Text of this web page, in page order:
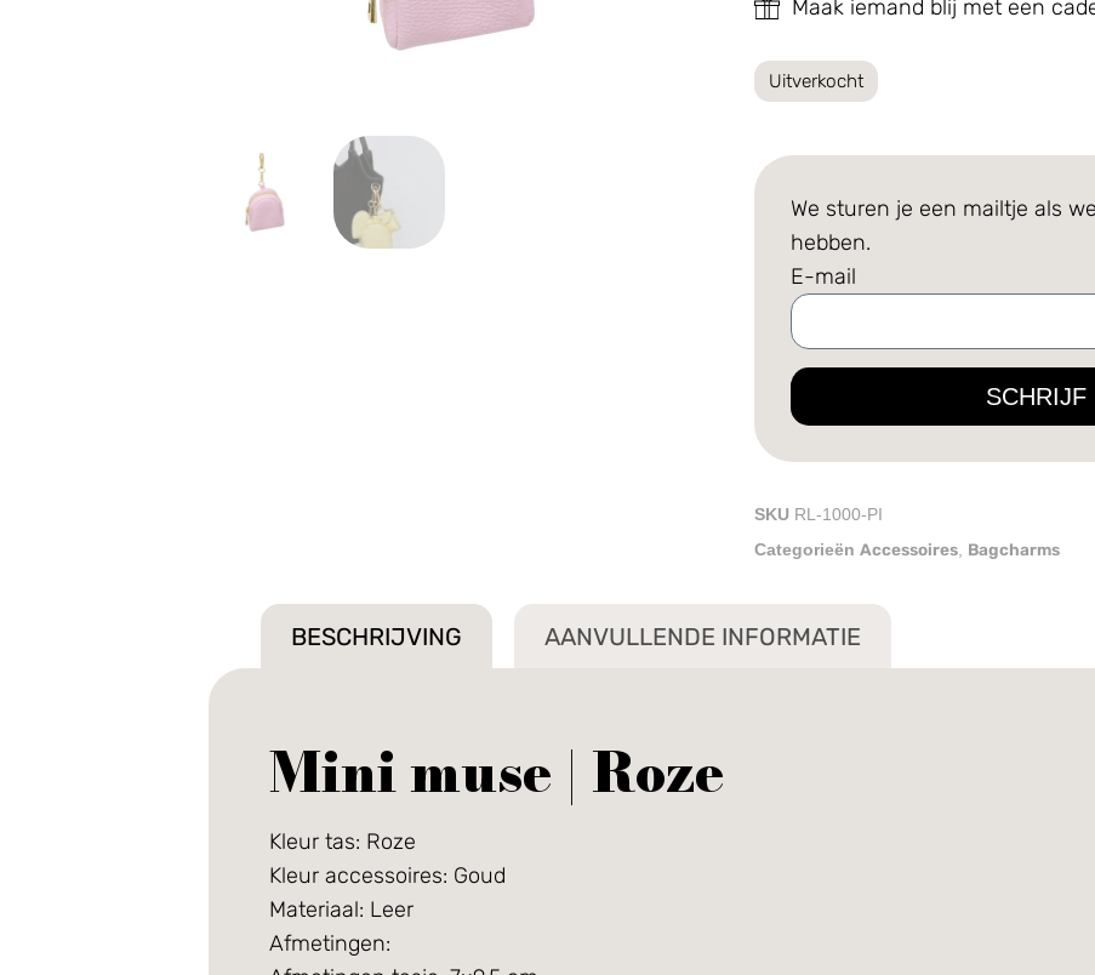
Maak iemand blij met een
Uitverkocht
We sturen je een mailtje als
hebben.
E-mail
SCHRIJF
SKU RL-1000-PI
Categorieën Accessoires Bagcharms
BESCHRIJVING AANVULLENDE INFORMATIE
Mini muse | Roze
Kleur tas: Roze
Kleur accessoires: Goud
Materiaal: Leer
Afmetingen: